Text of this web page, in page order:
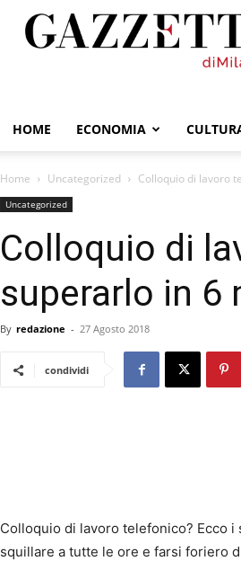
HOME ECONOMIA
Home Uncategorized Colloquio di lavoro
Uncategorized
Colloquio di
superarlo in 6
By redazione - 27 Agosto 2018
condividi
Colloquio di lavoro telefonico? Ecco
squillare a tutte le ore e farsi foriero